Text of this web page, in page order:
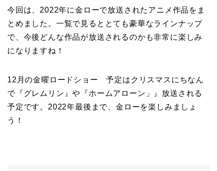
今回は、2022年に金ローで放送されたアニメ作品をま
とめました。一覧で見るととても豪華なラインナップ
で、今後どんな作品が放送されるのかも非常に楽しみ
になりますね！
12月の金曜ロードショー 予定はクリスマスにちなん
で『グレムリン』や『ホームアローン」』放送される
予定です。2022年最後まで、金ローを楽しみましょ
う！